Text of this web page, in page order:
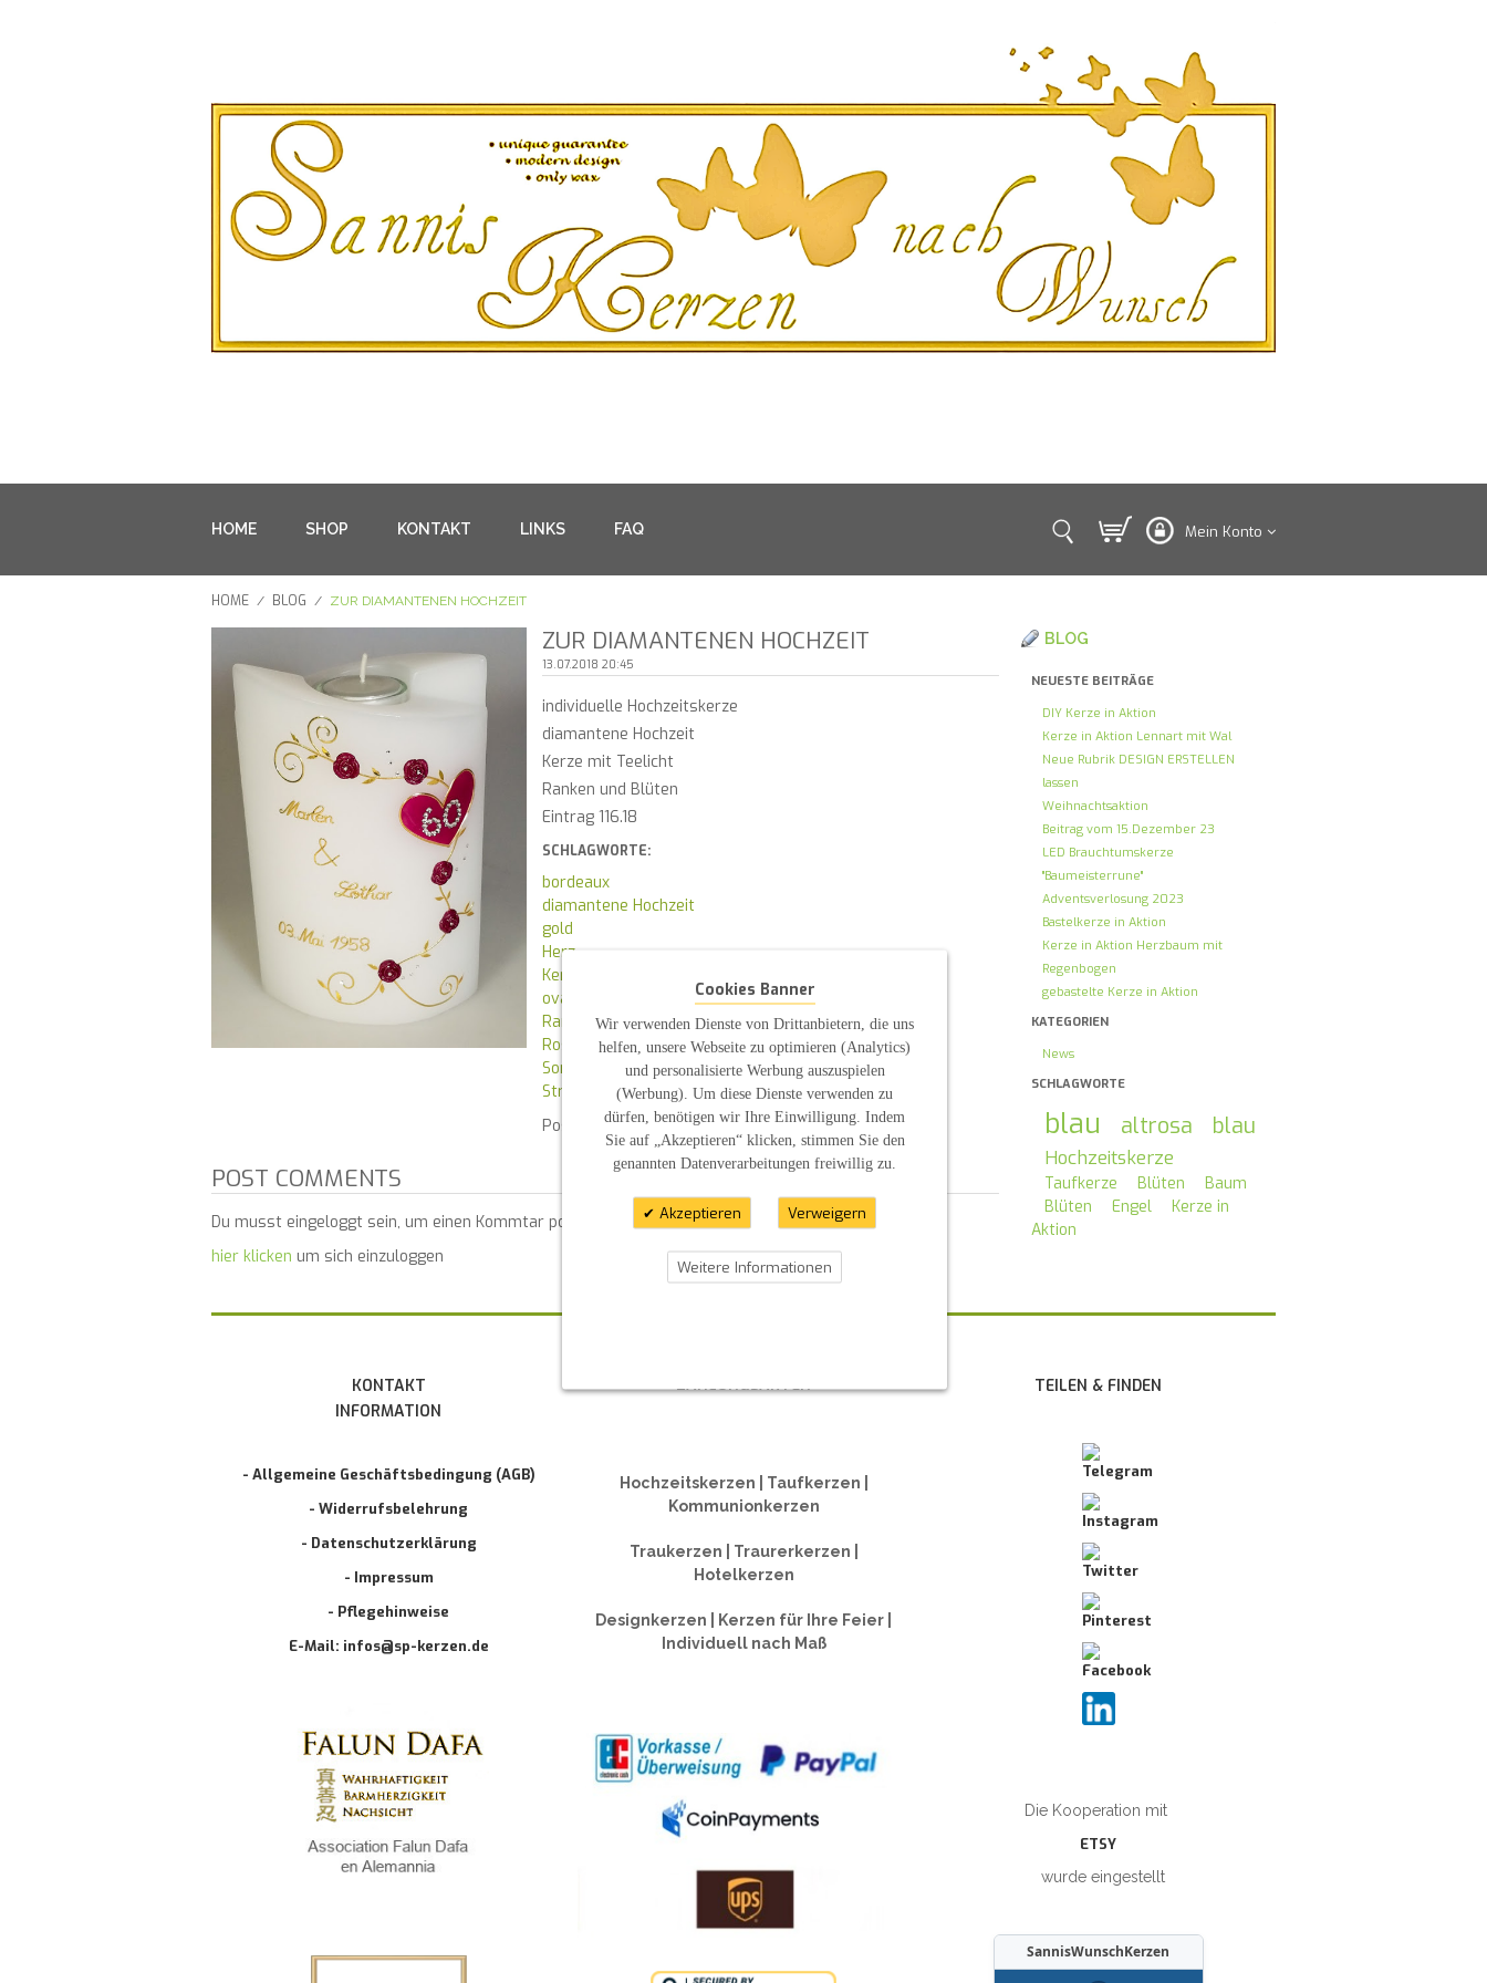
Mein Konto
HOME SHOP KONTAKT LINKS FAQ
HOME / BLOG / ZUR DIAMANTENEN HOCHZEIT
ZUR DIAMANTENEN HOCHZEIT
13.07.2018 20:45
individuelle Hochzeitskerze
diamantene Hochzeit
Kerze mit Teelicht
Ranken und Blüten
Eintrag 116.18
SCHLAGWORTE:
bordeaux
diamantene Hochzeit
gold
Herz
Kerze mit Teelicht
oval abgeschrägt beit
Ranken
Rosen
Sonderform
Strasssteine
Posted inNews By :S P
POST COMMENTS
Du musst eingeloggt sein, um einen Kommtar posten zu können.
hier klicken um sich einzuloggen
BLOG
NEUESTE BEITRÄGE
DIY Kerze in Aktion
Kerze in Aktion Lennart mit Wal
Neue Rubrik DESIGN ERSTELLEN
lassen
Weihnachtsaktion
Beitrag vom 15.Dezember 23
LED Brauchtumskerze
"Baumeisterrune"
Adventsverlosung 2023
Bastelkerze in Aktion
Kerze in Aktion Herzbaum mit
Regenbogen
gebastelte Kerze in Aktion
KATEGORIEN
News
SCHLAGWORTE
blau altrosa blau
Hochzeitskerze
Taufkerze Blüten
Baum
Blüten
Engel
Kerze in
Aktion
KONTAKT
INFORMATION
- Allgemeine Geschäftsbedingung (AGB)
- Widerrufsbelehrung
- Datenschutzerklärung
- Impressum
- Pflegehinweise
E-Mail: infos@sp-kerzen.de
ZAHLUNGSARTEN
Hochzeitskerzen | Taufkerzen |
Kommunionkerzen
Traukerzen | Traurerkerzen |
Hotelkerzen
Designkerzen | Kerzen für Ihre Feier |
Individuell nach Maß
TEILEN & FINDEN
Die Kooperation mit
ETSY
wurde eingestellt
SannisWunschKerzen
Cookies Banner
Wir verwenden Dienste von Drittanbietern, die uns
helfen, unsere Webseite zu optimieren (Analytics)
und personalisierte Werbung auszuspielen
(Werbung). Um diese Dienste verwenden zu
dürfen, benötigen wir Ihre Einwilligung. Indem
Sie auf „Akzeptieren“ klicken, stimmen Sie den
genannten Datenverarbeitungen freiwillig zu.
Akzeptieren Verweigern
Weitere Informationen